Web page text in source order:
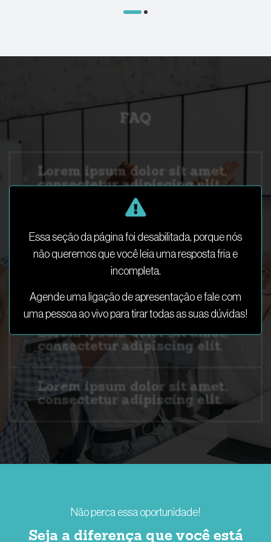
FAQ
Lorem ipsum dolor sit amet,
consectetur adipiscing elit.
consectetur adipiscing elit.
Lorem ipsum dolor sit amet,
consectetur adipiscing elit.
Lorem ipsum dolor sit amet,
consectetur adipiscing elit.
Lorem ipsum dolor sit amet,
consectetur adipiscing elit.
Essa seção da página foi desabilitada, porque nós
não queremos que você leia uma resposta fria e
incompleta.
Agende uma ligação de apresentação e fale com
uma pessoa ao vivo para tirar todas as suas dúvidas!
Não perca essa oportunidade!
Seja a diferença que você está